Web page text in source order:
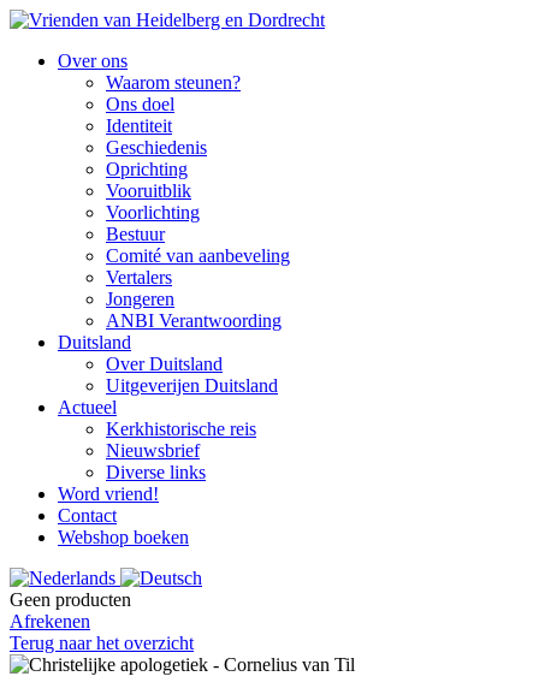
Over ons
Waarom steunen?
Ons doel
Identiteit
Geschiedenis
Oprichting
Vooruitblik
Voorlichting
Bestuur
Comité van aanbeveling
Vertalers
Jongeren
ANBI Verantwoording
Duitsland
Over Duitsland
Uitgeverijen Duitsland
Actueel
Kerkhistorische reis
Nieuwsbrief
Diverse links
Word vriend!
Contact
Webshop boeken
Geen producten
Afrekenen
Terug naar het overzicht